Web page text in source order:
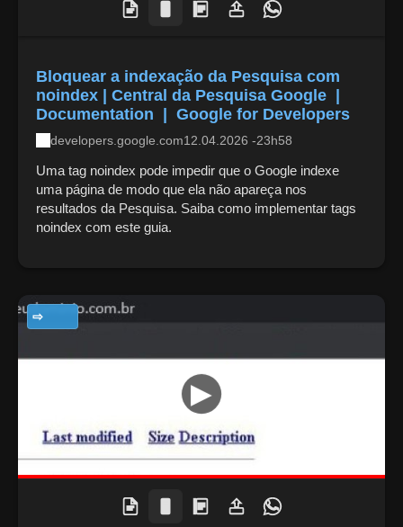
Bloquear a indexação da Pesquisa com
noindex | Central da Pesquisa Google |
Documentation | Google for Developers
developers.google.com12.04.2026 -23h58
Uma tag noindex pode impedir que o Google indexe
uma página de modo que ela não apareça nos
resultados da Pesquisa. Saiba como implementar tags
noindex com este guia.
TECNOLOGIA